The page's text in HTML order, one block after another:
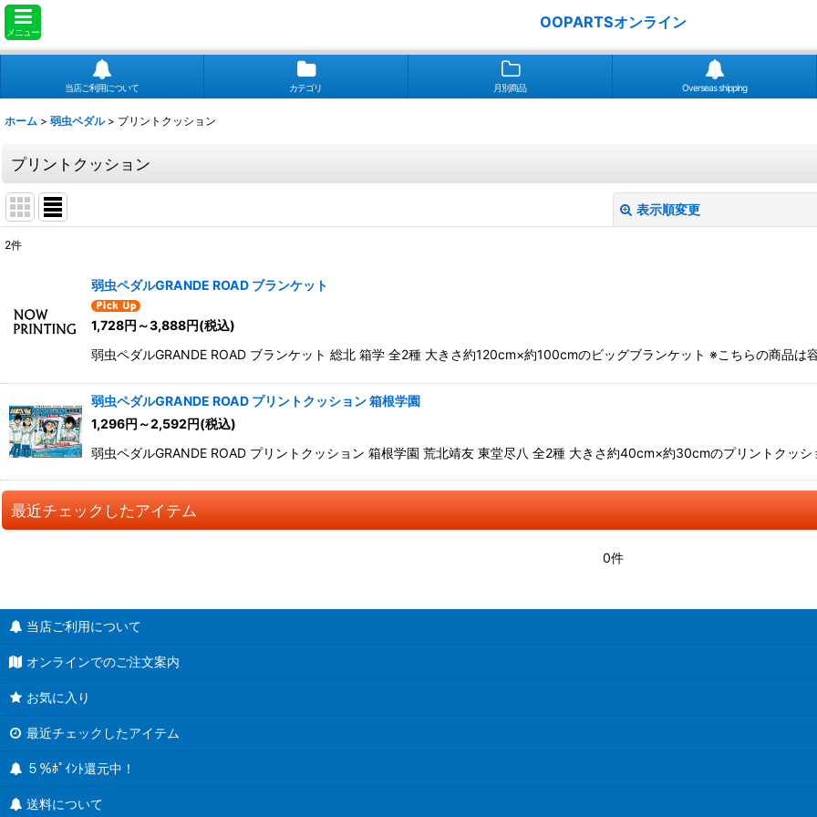
メニュー
OOPARTSオンライン
当店ご利用について カテゴリ 月別商品 Overseas shipping
ホーム > 弱虫ペダル > プリントクッション
プリントクッション
表示順変更
並び順
絞り込む
2件
弱虫ペダルGRANDE ROAD ブランケット
1,728円 ～3,888円(税込)
弱虫ペダルGRANDE ROAD ブランケット 総北 箱学 全2種 大きさ約120cm×約100cmのビッグブランケット ※こちらの商品
弱虫ペダルGRANDE ROAD プリントクッション 箱根学園
1,296円 ～2,592円(税込)
弱虫ペダルGRANDE ROAD プリントクッション 箱根学園 荒北靖友 東堂尽八 全2種 大きさ約40cm×約30cmのプリントクッシ
最近チェックしたアイテム
0件
当店ご利用について
オンラインでのご注文案内
お気に入り
最近チェックしたアイテム
５％ﾎﾟｲﾝﾄ還元中！
送料について